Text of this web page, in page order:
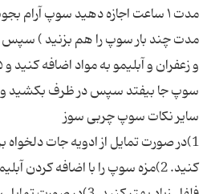
مدت ۱ ساعت اجازه دهید سوپ آرام
مدت چند بار سوپ را هم بزنید ) سپس
1)در صورت تمایل از ادویه جات
كنید. 2)مزه سوپ را با اضافه كردن